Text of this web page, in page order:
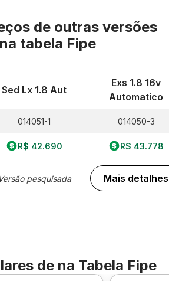
de outras versões
na tabela Fipe
Sed Lx 1.8 Aut
014051-1
R$ 42.690
Versão pesquisada
Exs 1.8 16v
Automatico
014050-3
R$ 43.778
Mais detalhes
de na Tabela Fipe